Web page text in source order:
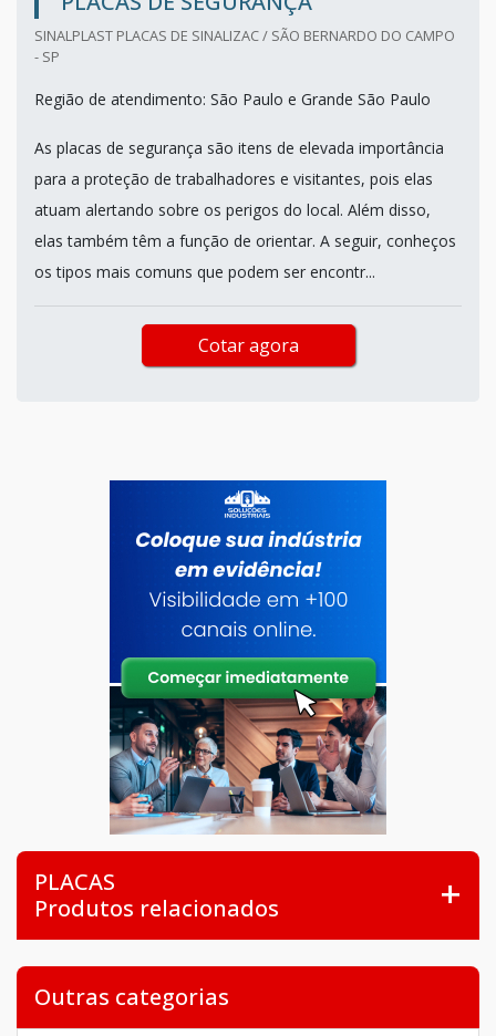
SINALPLAST PLACAS DE SINALIZAC / SÃO BERNARDO DO CAMPO
- SP
Região de atendimento: São Paulo e Grande São Paulo
As placas de segurança são itens de elevada importância
para a proteção de trabalhadores e visitantes, pois elas
atuam alertando sobre os perigos do local. Além disso,
elas também têm a função de orientar. A seguir, conheços
os tipos mais comuns que podem ser encontr...
Cotar agora
PLACAS
Produtos relacionados
Outras categorias